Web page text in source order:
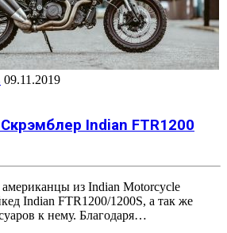
09.11.2019
Indian FTR1200
из Indian Motorcycle
Indian FTR1200/1200S, а так же
к нему. Благодаря…